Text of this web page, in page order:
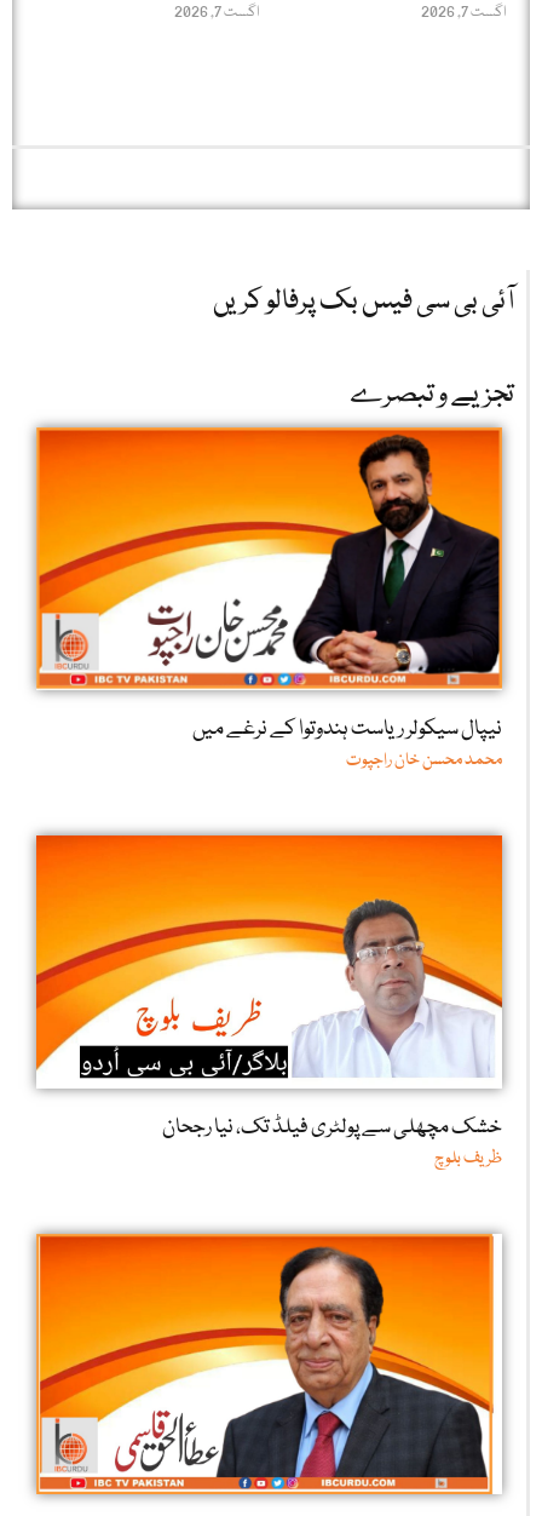
اگست 7, 2026 اگست 7, 2026
آئی بی سی فیس بک پرفالو کریں
تجزیے و تبصرے
نیپال سیکولر ریاست ہندوتوا کے نرغے میں
محمد محسن خان راجپوت
خشک مچھلی سے پولٹری فیلڈ تک، نیا رجحان
ظریف بلوچ